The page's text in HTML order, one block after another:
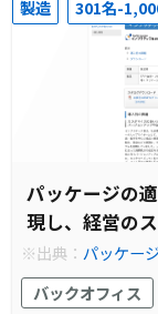
製造 301名-
パッケージの
現し、経営の
※出典： パッケー
し、経営のスピー
バックオフィス